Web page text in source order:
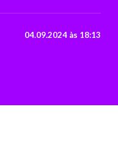
04.09.2024 às 18:13